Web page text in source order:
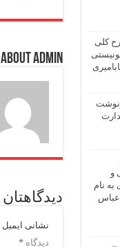
About admin
دیدگاهتان
نشانی
دیدگاه*
کلی
و
به نام
ایران” (۶) ـ عباس